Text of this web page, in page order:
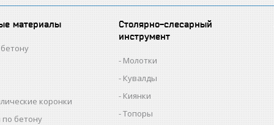
материалы
коронки
по бетону
Столярно-слесарный
инструмент
Молотки
Кувалды
Киянки
Топоры